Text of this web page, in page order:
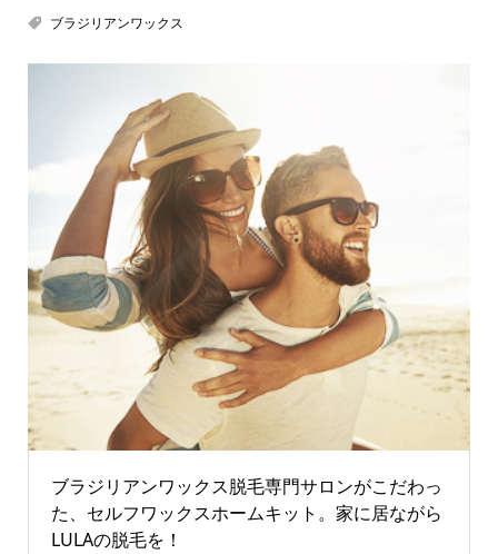
ブラジリアンワックス
ブラジリアンワックス脱毛専門サロンがこだわっ
た、セルフワックスホームキット。家に居ながら
LULAの脱毛を！